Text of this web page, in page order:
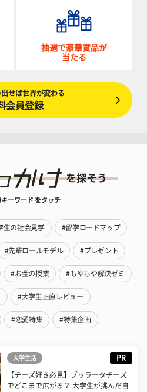
抽選で豪華賞品が
当たる
せば世界が変わる
会員登録
ーワード をタッチ
生の社会見学 #留学ロードマップ
#先輩ロールモデル #プレゼント
#お金の授業 #もやもや解決ゼミ
#大学生正直レビュー
#恋愛特集 #特集企画
大学生活 PR
【チーズ好き必見】ブッラータチーズ
でどこまで広がる？ 大学生が挑んだ自